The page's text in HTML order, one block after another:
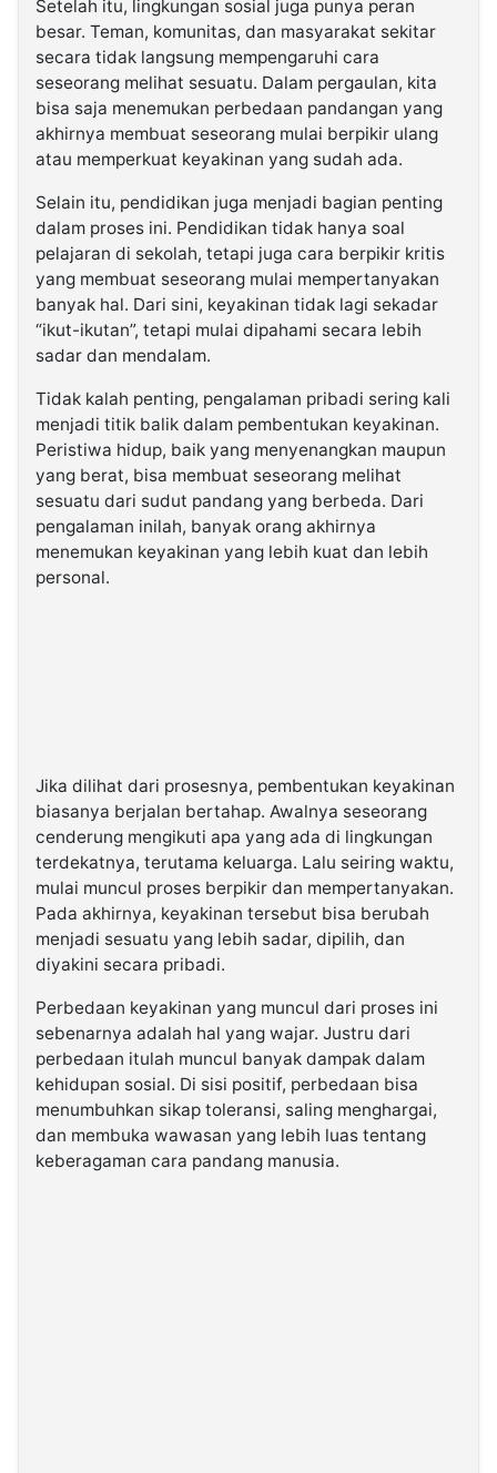
Setelah itu, lingkungan sosial juga punya peran
besar. Teman, komunitas, dan masyarakat sekitar
secara tidak langsung mempengaruhi cara
seseorang melihat sesuatu. Dalam pergaulan, kita
bisa saja menemukan perbedaan pandangan yang
akhirnya membuat seseorang mulai berpikir ulang
atau memperkuat keyakinan yang sudah ada.
Selain itu, pendidikan juga menjadi bagian penting
dalam proses ini. Pendidikan tidak hanya soal
pelajaran di sekolah, tetapi juga cara berpikir kritis
yang membuat seseorang mulai mempertanyakan
banyak hal. Dari sini, keyakinan tidak lagi sekadar
“ikut-ikutan”, tetapi mulai dipahami secara lebih
sadar dan mendalam.
Tidak kalah penting, pengalaman pribadi sering kali
menjadi titik balik dalam pembentukan keyakinan.
Peristiwa hidup, baik yang menyenangkan maupun
yang berat, bisa membuat seseorang melihat
sesuatu dari sudut pandang yang berbeda. Dari
pengalaman inilah, banyak orang akhirnya
menemukan keyakinan yang lebih kuat dan lebih
personal.
Jika dilihat dari prosesnya, pembentukan keyakinan
biasanya berjalan bertahap. Awalnya seseorang
cenderung mengikuti apa yang ada di lingkungan
terdekatnya, terutama keluarga. Lalu seiring waktu,
mulai muncul proses berpikir dan mempertanyakan.
Pada akhirnya, keyakinan tersebut bisa berubah
menjadi sesuatu yang lebih sadar, dipilih, dan
diyakini secara pribadi.
Perbedaan keyakinan yang muncul dari proses ini
sebenarnya adalah hal yang wajar. Justru dari
perbedaan itulah muncul banyak dampak dalam
kehidupan sosial. Di sisi positif, perbedaan bisa
menumbuhkan sikap toleransi, saling menghargai,
dan membuka wawasan yang lebih luas tentang
keberagaman cara pandang manusia.